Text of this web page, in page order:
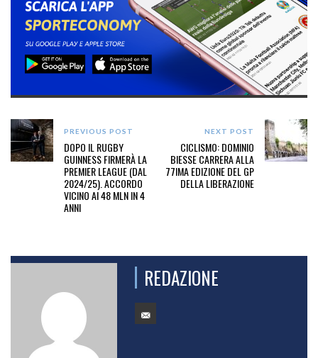
PREVIOUS POST
DOPO IL RUGBY
GUINNESS FIRMERÀ LA
PREMIER LEAGUE (DAL
2024/25). ACCORDO
VICINO AI 48 MLN IN 4
ANNI
NEXT POST
CICLISMO: DOMINIO
BIESSE CARRERA ALLA
77IMA EDIZIONE DEL GP
DELLA LIBERAZIONE
REDAZIONE